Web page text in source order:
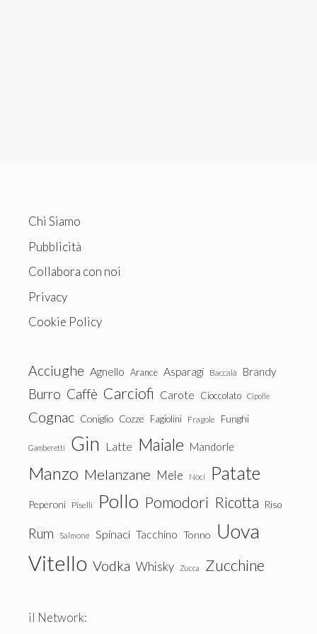
Chi Siamo
Pubblicità
Collabora con noi
Privacy
Cookie Policy
Acciughe Agnello Arance Asparagi Baccalà Brandy
Burro Caffè Carciofi Carote Cioccolato Cipolle
Cognac Coniglio Cozze Fagiolini Fragole Funghi
Gamberetti Gin Latte Maiale Mandorle
Manzo Melanzane Mele Noci Patate
Peperoni Piselli Pollo Pomodori Ricotta Riso
Rum Salmone Spinaci Tacchino Tonno Uova
Vitello Vodka Whisky Zucca Zucchine
il Network: